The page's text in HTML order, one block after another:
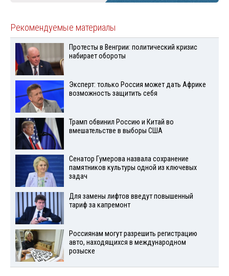
Рекомендуемые материалы
Протесты в Венгрии: политический кризис
набирает обороты
Эксперт: только Россия может дать Африке
возможность защитить себя
Трамп обвинил Россию и Китай во
вмешательстве в выборы США
Сенатор Гумерова назвала сохранение
памятников культуры одной из ключевых
задач
Для замены лифтов введут повышенный
тариф за капремонт
Россиянам могут разрешить регистрацию
авто, находящихся в международном
розыске